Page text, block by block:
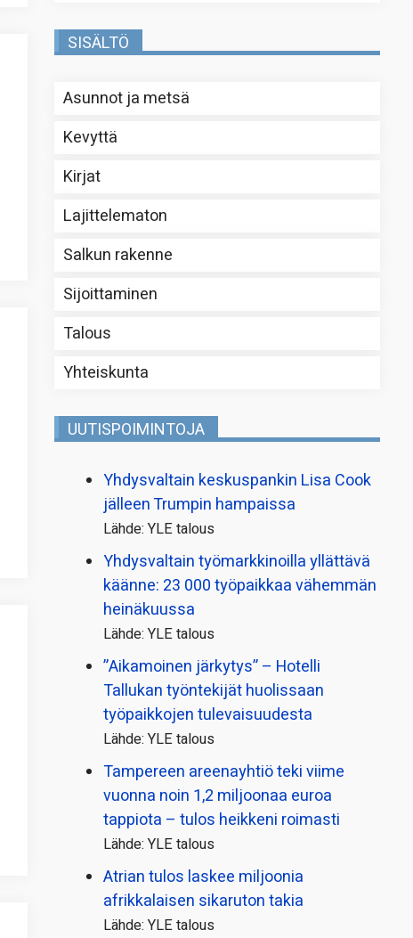
SISÄLTÖ
Asunnot ja metsä
Kevyttä
Kirjat
Lajittelematon
Salkun rakenne
Sijoittaminen
Talous
Yhteiskunta
UUTISPOIMINTOJA
Yhdysvaltain keskuspankin Lisa Cook
jälleen Trumpin hampaissa
Lähde: YLE talous
Yhdysvaltain työmarkkinoilla yllättävä
käänne: 23 000 työpaikkaa vähemmän
heinäkuussa
Lähde: YLE talous
”Aikamoinen järkytys” – Hotelli
Tallukan työntekijät huolissaan
työpaikkojen tulevaisuudesta
Lähde: YLE talous
Tampereen areenayhtiö teki viime
vuonna noin 1,2 miljoonaa euroa
tappiota – tulos heikkeni roimasti
Lähde: YLE talous
Atrian tulos laskee miljoonia
afrikkalaisen sikaruton takia
Lähde: YLE talous